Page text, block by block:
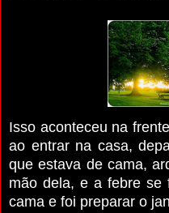
Isso aconteceu na
ao entrar na casa,
que estava de cama,
mão dela, e a febre se
cama e foi preparar o